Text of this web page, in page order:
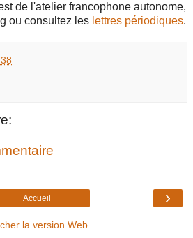
de l'atelier francophone autonome,
ou consultez les lettres périodiques.
›
Accueil
la version Web